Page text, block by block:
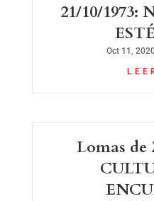
21/10/1973:
Oct 11,
Lomas